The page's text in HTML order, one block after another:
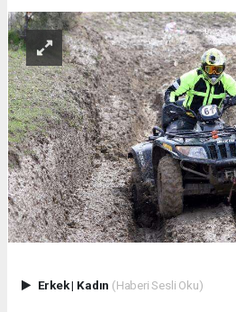
Erkek| Kadın (Haberi Sesli Oku)